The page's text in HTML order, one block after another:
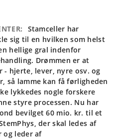
Stamceller har
sig til en hvilken som helst
hellige gral indenfor
Drømmen er at
- hjerte, lever, nyre osv. og
så lamme kan få førligheden
lykkedes nogle forskere
styre processen. Nu har
bevilget 60 mio. kr. til et
der skal ledes af
og leder af